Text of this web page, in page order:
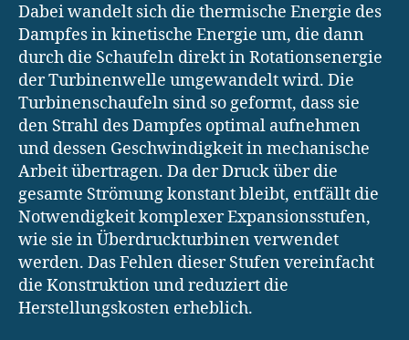
Dabei wandelt sich die thermische Energie des
Dampfes in kinetische Energie um, die dann
durch die Schaufeln direkt in Rotationsenergie
der Turbinenwelle umgewandelt wird. Die
Turbinenschaufeln sind so geformt, dass sie
den Strahl des Dampfes optimal aufnehmen
und dessen Geschwindigkeit in mechanische
Arbeit übertragen. Da der Druck über die
gesamte Strömung konstant bleibt, entfällt die
Notwendigkeit komplexer Expansionsstufen,
wie sie in Überdruckturbinen verwendet
werden. Das Fehlen dieser Stufen vereinfacht
die Konstruktion und reduziert die
Herstellungskosten erheblich.